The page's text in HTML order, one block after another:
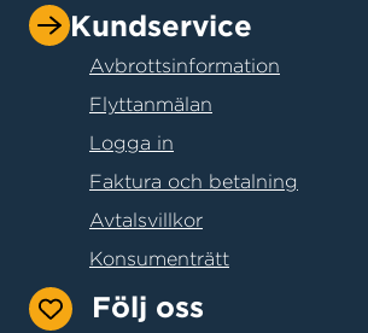
Kundservice
Avbrottsinformation
Flyttanmälan
Logga in
Faktura och betalning
Avtalsvillkor
Konsumenträtt
Följ oss